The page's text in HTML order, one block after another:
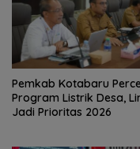
Pemkab Kotabaru
Program Listrik Desa,
Jadi Prioritas 2026